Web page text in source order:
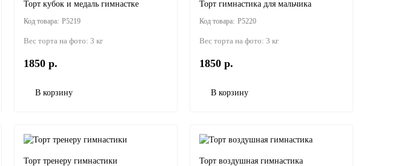
Торт кубок и медаль гимнастке
P5219
Вес торта на фото: 3 кг
1850 р.
В корзину
Торт гимнастика для мальчика
P5220
Вес торта на фото: 3 кг
1850 р.
В корзину
Торт тренеру гимнастики Торт воздушная гимнастика